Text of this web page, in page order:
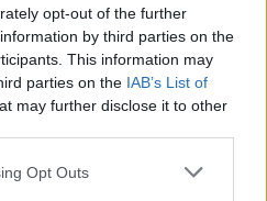
opt-out of the further
by third parties on the
This information may
parties on the IAB’s List of
may further disclose it to other
app uses one or more Google
Opt Outs